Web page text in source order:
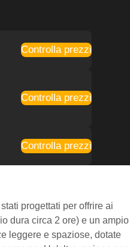
Controlla prezzi
Controlla prezzi
Controlla prezzi
progettati per offrire ai
dura circa 2 ore) e un ampio
leggere e spaziose, dotate